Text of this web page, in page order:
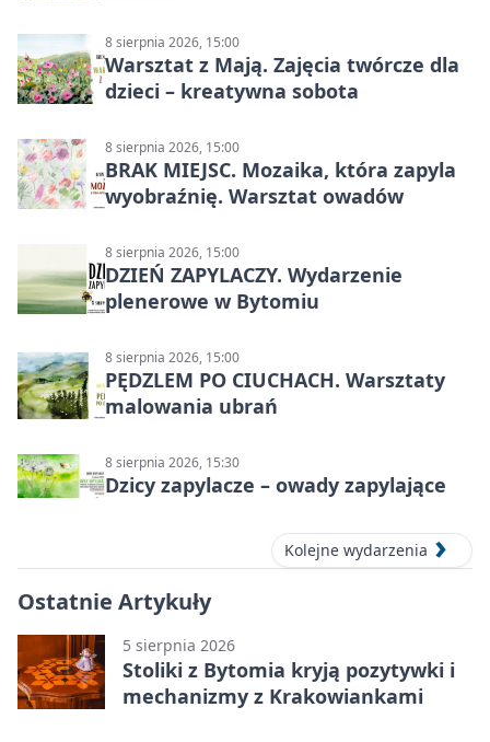
8 sierpnia 2026, 15:00
Warsztat z Mają. Zajęcia twórcze dla
dzieci – kreatywna sobota
8 sierpnia 2026, 15:00
BRAK MIEJSC. Mozaika, która zapyla
wyobraźnię. Warsztat owadów
8 sierpnia 2026, 15:00
DZIEŃ ZAPYLACZY. Wydarzenie
plenerowe w Bytomiu
8 sierpnia 2026, 15:00
PĘDZLEM PO CIUCHACH. Warsztaty
malowania ubrań
8 sierpnia 2026, 15:30
Dzicy zapylacze – owady zapylające
Kolejne wydarzenia
Ostatnie Artykuły
5 sierpnia 2026
Stoliki z Bytomia kryją pozytywki i
mechanizmy z Krakowiankami